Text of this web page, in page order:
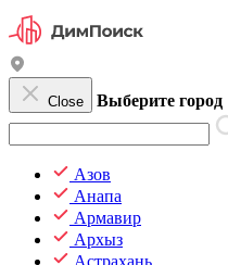
Close Выберите город
Азов
Анапа
Армавир
Архыз
Астрахань